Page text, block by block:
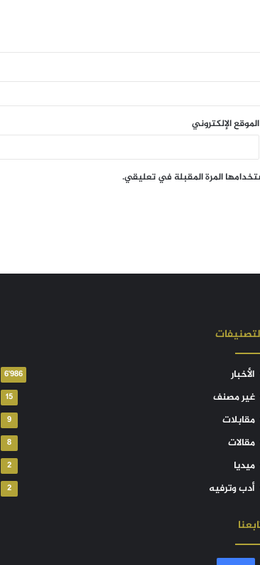
الموقع الإلكتروني
المرة المقبلة في تعليقي.
الأخبار 6٬986
غير مصنف 15
مقابلات 9
مقالات 8
ميديا 2
أدب وترفيه 2